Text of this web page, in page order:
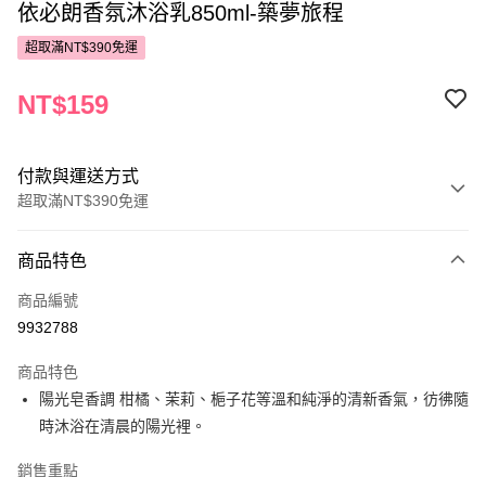
依必朗香氛沐浴乳850ml-築夢旅程
超取滿NT$390免運
NT$159
付款與運送方式
超取滿NT$390免運
POYA支付
信用卡一次付款
LINE Pay
Apple Pay
商品特色
商品編號
9932788
商品特色
陽光皂香調 柑橘、茉莉、梔子花等溫和純淨的清新香氣，彷彿隨
時沐浴在清晨的陽光裡。
銷售重點